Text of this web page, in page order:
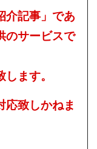
介記事」であ
のサービスで
ます。
応致しかねま